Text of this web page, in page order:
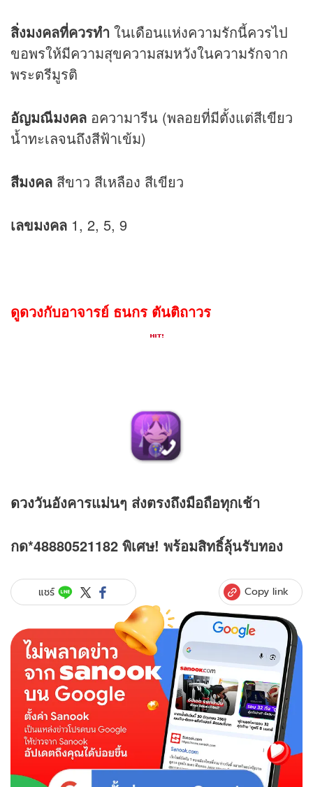
สิ่งมงคลที่ควรทำ ในเดือนแห่งความรักนี้ควรไป
ขอพรให้มีความสุขความสมหวังในความรักจาก
พระตรีมูรติ
อัญมณีมงคล อความารีน (พลอยที่มีตั้งแต่สีเขียว
น้ำทะเลจนถึงสีฟ้าเข้ม)
สีมงคล สีขาว สีเหลือง สีเขียว
เลขมงคล 1, 2, 5, 9
ดูดวงกับอาจารย์ ธนกร ตันติถาวร
ดวงวันอังคารแม่นๆ ส่งตรงถึงมือถือทุกเช้า
กด*48880521182 พิเศษ! พร้อมสิทธิ์ลุ้นรับทอง
แชร์ Copy link